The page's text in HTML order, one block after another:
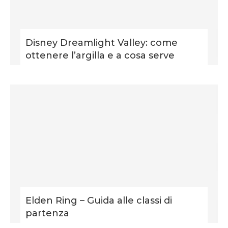
Disney Dreamlight Valley: come
ottenere l’argilla e a cosa serve
Elden Ring – Guida alle classi di
partenza